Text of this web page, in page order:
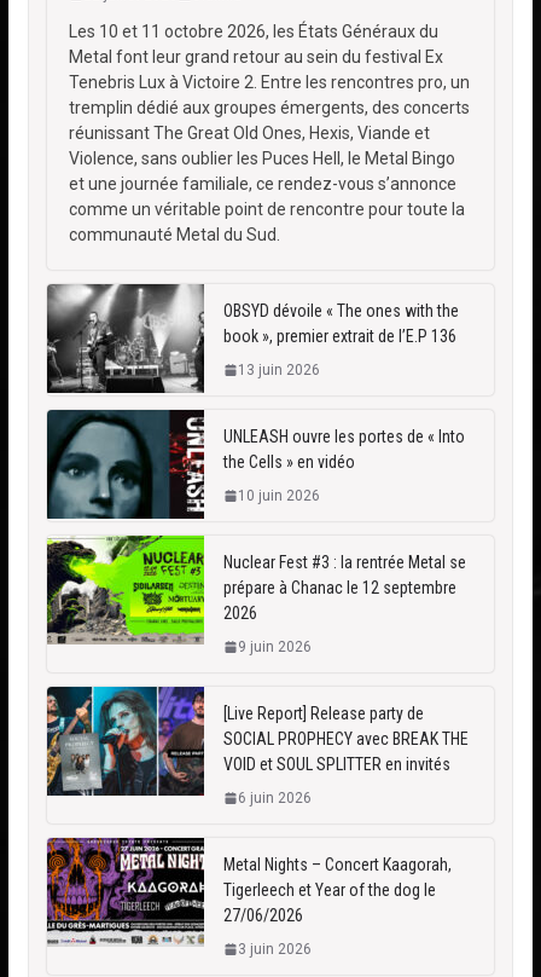
Les 10 et 11 octobre 2026, les États Généraux du
Metal font leur grand retour au sein du festival Ex
Tenebris Lux à Victoire 2. Entre les rencontres pro, un
tremplin dédié aux groupes émergents, des concerts
réunissant The Great Old Ones, Hexis, Viande et
Violence, sans oublier les Puces Hell, le Metal Bingo
et une journée familiale, ce rendez-vous s’annonce
comme un véritable point de rencontre pour toute la
communauté Metal du Sud.
OBSYD dévoile « The ones with the
book », premier extrait de l’E.P 136
13 juin 2026
UNLEASH ouvre les portes de « Into
the Cells » en vidéo
10 juin 2026
Nuclear Fest #3 : la rentrée Metal se
prépare à Chanac le 12 septembre
2026
9 juin 2026
[Live Report] Release party de
SOCIAL PROPHECY avec BREAK THE
VOID et SOUL SPLITTER en invités
6 juin 2026
Metal Nights – Concert Kaagorah,
Tigerleech et Year of the dog le
27/06/2026
3 juin 2026